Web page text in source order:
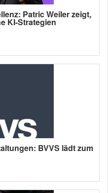
Patric Weiler zeigt,
KI-Strategien
BVVS lädt zum